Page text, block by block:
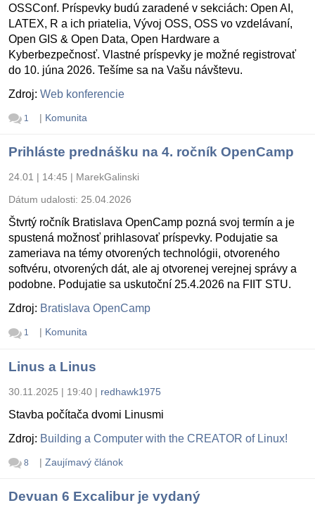
OSSConf. Príspevky budú zaradené v sekciách: Open AI,
LATEX, R a ich priatelia, Vývoj OSS, OSS vo vzdelávaní,
Open GIS & Open Data, Open Hardware a
Kyberbezpečnosť. Vlastné príspevky je možné registrovať
do 10. júna 2026. Tešíme sa na Vašu návštevu.
Zdroj: Web konferencie
1 | Komunita
Prihláste prednášku na 4. ročník OpenCamp
24.01 | 14:45 | MarekGalinski
Dátum udalosti: 25.04.2026
Štvrtý ročník Bratislava OpenCamp pozná svoj termín a je
spustená možnosť prihlasovať príspevky. Podujatie sa
zameriava na témy otvorených technológii, otvoreného
softvéru, otvorených dát, ale aj otvorenej verejnej správy a
podobne. Podujatie sa uskutoční 25.4.2026 na FIIT STU.
Zdroj: Bratislava OpenCamp
1 | Komunita
Linus a Linus
30.11.2025 | 19:40 | redhawk1975
Stavba počítača dvomi Linusmi
Zdroj: Building a Computer with the CREATOR of Linux!
8 | Zaujímavý článok
Devuan 6 Excalibur je vydaný